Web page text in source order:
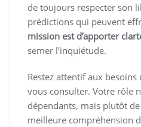
de toujours respecter son
prédictions qui peuvent
mission est d’apporter
semer l’inquiétude.
Restez attentif aux
vous consulter. Votre rôle
dépendants, mais plutôt
meilleure compréhension